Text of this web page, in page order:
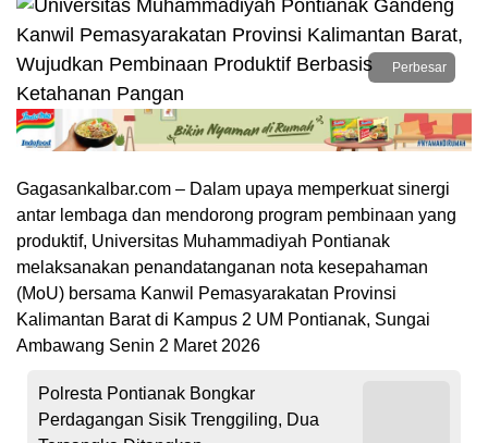
Perbesar
Gagasankalbar.com – Dalam upaya memperkuat sinergi
antar lembaga dan mendorong program pembinaan yang
produktif, Universitas Muhammadiyah Pontianak
melaksanakan penandatanganan nota kesepahaman
(MoU) bersama Kanwil Pemasyarakatan Provinsi
Kalimantan Barat di Kampus 2 UM Pontianak, Sungai
Ambawang Senin 2 Maret 2026
Polresta Pontianak Bongkar
Perdagangan Sisik Trenggiling, Dua